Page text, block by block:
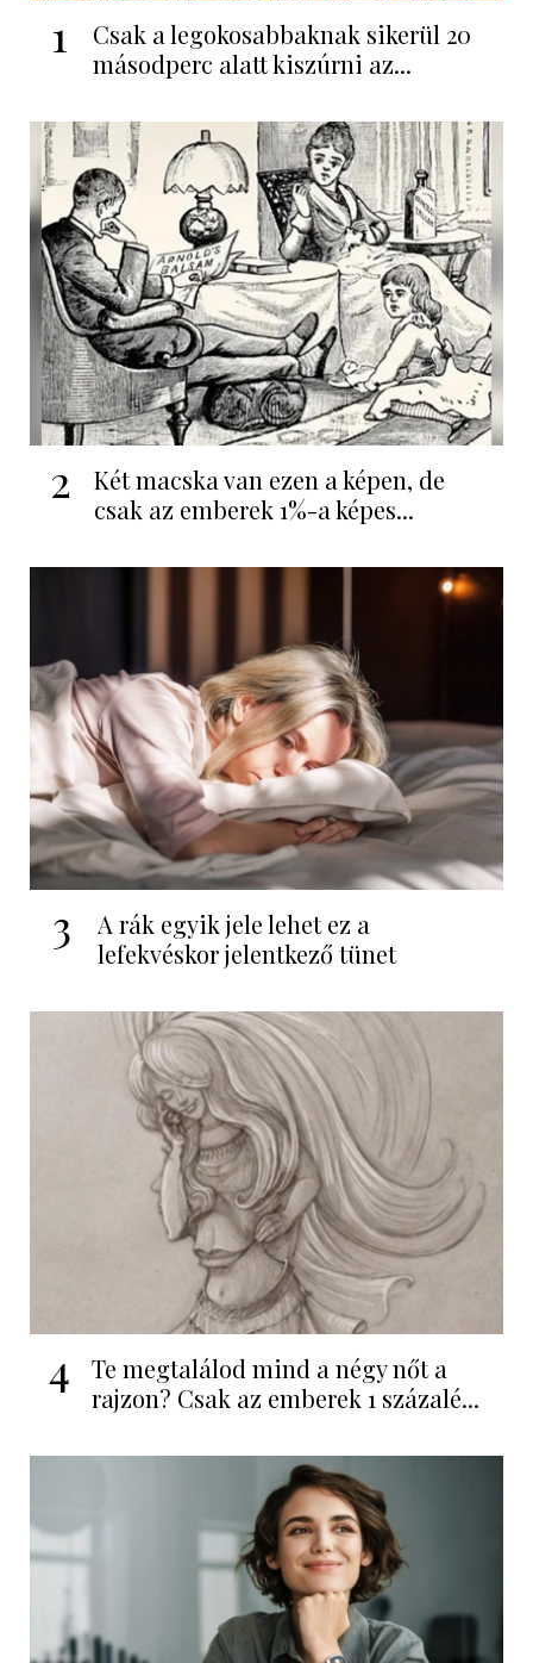
1
Csak a legokosabbaknak sikerül 20
másodperc alatt kiszúrni az...
2
Két macska van ezen a képen, de
csak az emberek 1%-a képes...
3
A rák egyik jele lehet ez a
lefekvéskor jelentkező tünet
4
Te megtalálod mind a négy nőt a
rajzon? Csak az emberek 1 százalé...